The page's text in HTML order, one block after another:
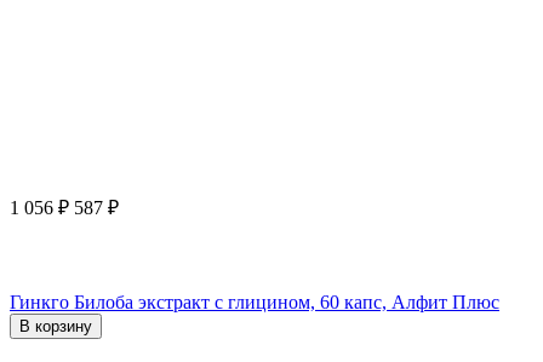
1 056 ₽ 587 ₽
Гинкго Билоба экстракт с глицином, 60 капс, Алфит Плюс
В корзину